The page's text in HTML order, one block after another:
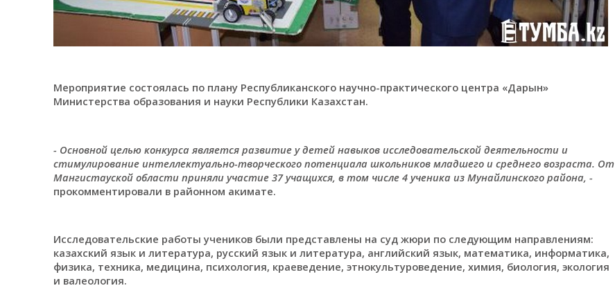
Мероприятие состоялась по плану Республиканского научно-практического центра «Дарын»
Министерства образования и науки Республики Казахстан.
- Основной целью конкурса является развитие у детей навыков исследовательской деятельности и
стимулирование интеллектуально-творческого потенциала школьников младшего и среднего возраста. От
Мангистауской области приняли участие 37 учащихся, в том числе 4 ученика из Мунайлинского района, -
прокомментировали в районном акимате.
Исследовательские работы учеников были представлены на суд жюри по следующим направлениям:
казахский язык и литература, русский язык и литература, английский язык, математика, информатика,
физика, техника, медицина, психология, краеведение, этнокультуроведение, химия, биология, экология
и валеология.